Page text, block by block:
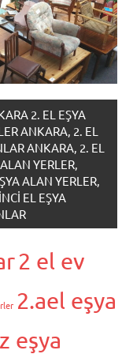
2. EL EŞYA
ANKARA, 2. EL
ANKARA, 2. EL
YERLER,
ALAN YERLER,
EL EŞYA
2 el ev
2.ael eşya
eşya